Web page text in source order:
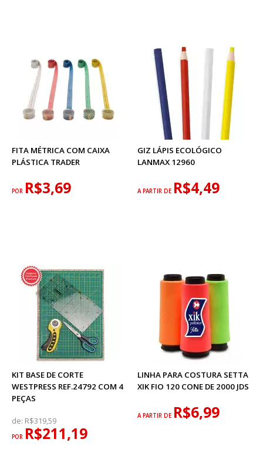
FITA MÉTRICA COM CAIXA
PLÁSTICA TRADER
POR R$3,69
GIZ LÁPIS ECOLÓGICO
LANMAX 12960
A PARTIR DE R$4,49
KIT BASE DE CORTE
WESTPRESS REF.24792 COM 4
PEÇAS
de: R$319,59
POR R$211,19
LINHA PARA COSTURA SETTA
XIK FIO 120 CONE DE 2000 JDS
A PARTIR DE R$6,99